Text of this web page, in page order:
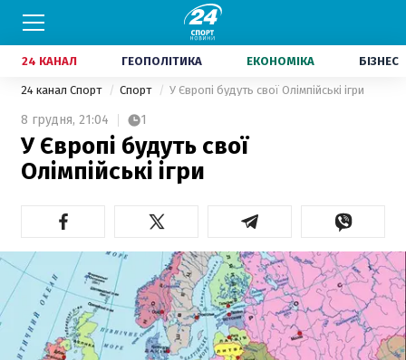
24 КАНАЛ ГЕОПОЛІТИКА ЕКОНОМІКА БІЗНЕС
24 канал Спорт Спорт У Європі будуть свої Олімпійські ігри
8 грудня, 21:04 1
У Європі будуть свої
Олімпійські ігри